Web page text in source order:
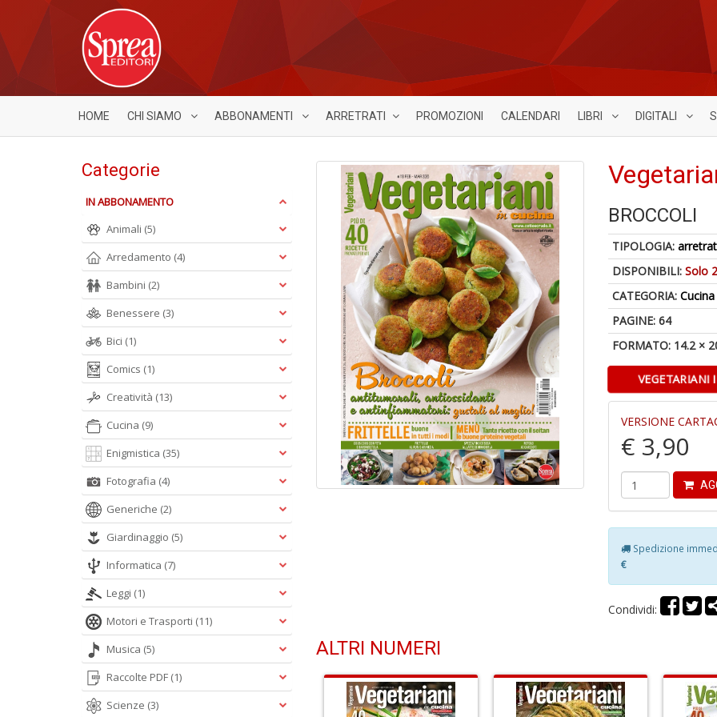
HOME CHI SIAMO ABBONAMENTI ARRETRATI PROMOZIONI CALENDARI LIBRI DIGITALI
BROCCOLI
TIPOLOGIA:
DISPONIBILI:Solo
CATEGORIA:Cucina
PAGINE: 64
FORMATO: 14.2 ×
VERSIONE
€ 3,90
Spedizione
€
Condividi:
ALTRI NUMERI
Categorie
IN ABBONAMENTO
Animali (5)
Arredamento (4)
Bambini (2)
Benessere (3)
Bici (1)
Comics (1)
Creatività (13)
Cucina (9)
Enigmistica (35)
Fotografia (4)
Generiche (2)
Giardinaggio (5)
Informatica (7)
Leggi (1)
Motori e Trasporti (11)
Musica (5)
Raccolte PDF (1)
Scienze (3)